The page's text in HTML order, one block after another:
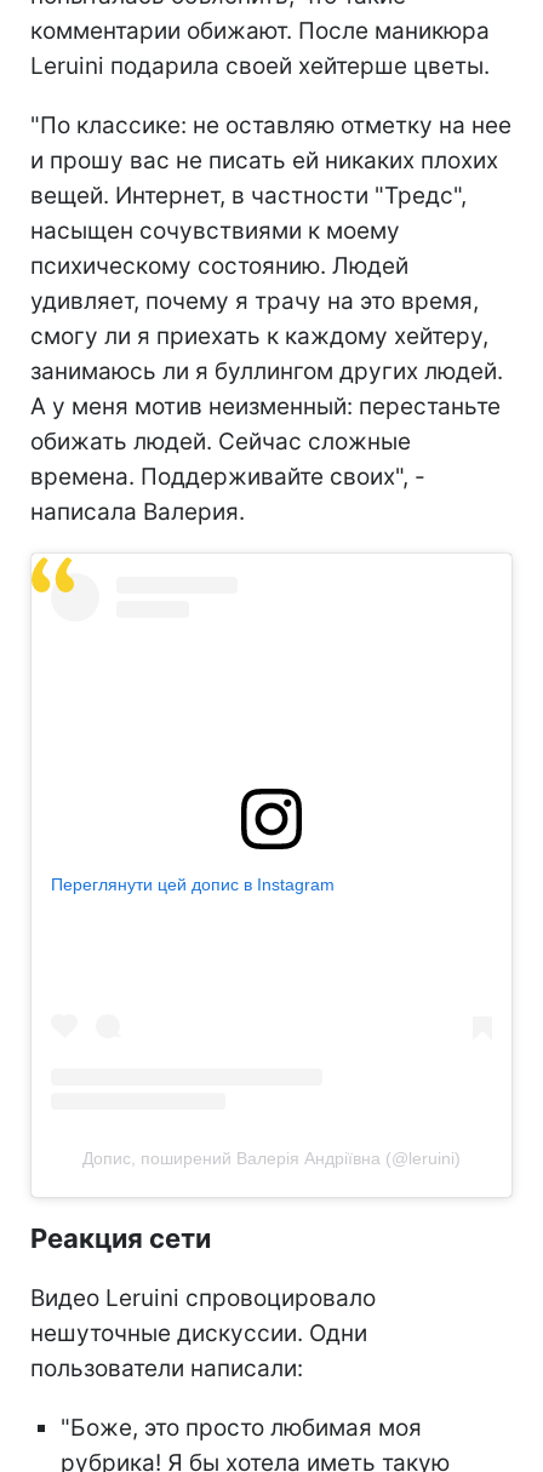
комментарии обижают. После маникюра
Leruini подарила своей хейтерше цветы.
"По классике: не оставляю отметку на нее
и прошу вас не писать ей никаких плохих
вещей. Интернет, в частности "Тредс",
насыщен сочувствиями к моему
психическому состоянию. Людей
удивляет, почему я трачу на это время,
смогу ли я приехать к каждому хейтеру,
занимаюсь ли я буллингом других людей.
А у меня мотив неизменный: перестаньте
обижать людей. Сейчас сложные
времена. Поддерживайте своих", -
написала Валерия.
Переглянути цей допис в Instagram
Допис, поширений Валерія Андріївна (@leruini)
Реакция сети
Видео Leruini спровоцировало
нешуточные дискуссии. Одни
пользователи написали:
"Боже, это просто любимая моя
рубрика! Я бы хотела иметь такую